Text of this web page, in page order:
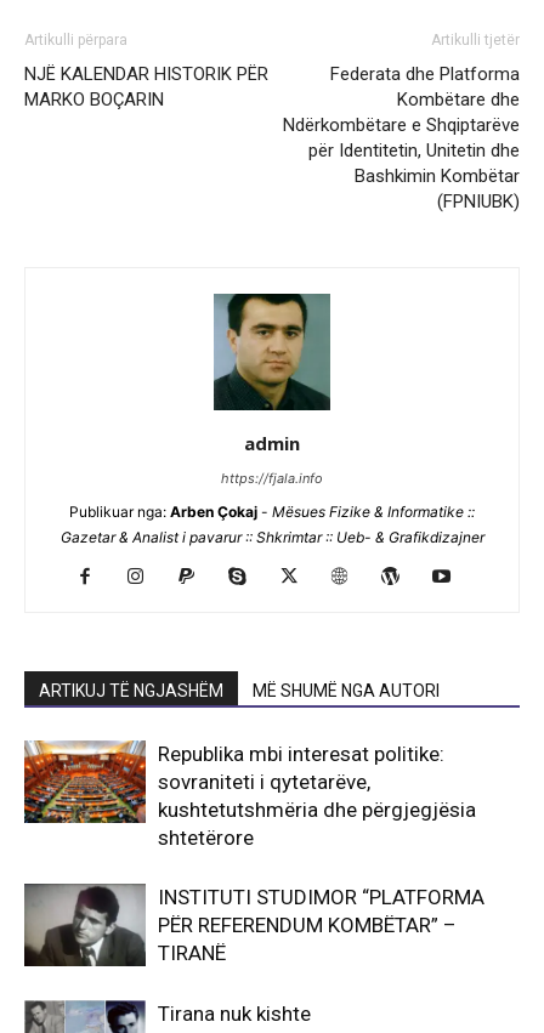
Artikulli përpara
NJË KALENDAR HISTORIK PËR
MARKO BOÇARIN
Artikulli tjetër
Federata dhe Platforma
Kombëtare dhe
Ndërkombëtare e Shqiptarëve
për Identitetin, Unitetin dhe
Bashkimin Kombëtar
(FPNIUBK)
admin
https://fjala.info
Publikuar nga: Arben Çokaj - Mësues Fizike & Informatike ::
Gazetar & Analist i pavarur :: Shkrimtar :: Ueb- & Grafikdizajner
ARTIKUJ TË NGJASHËM MË SHUMË NGA AUTORI
Republika mbi interesat politike:
sovraniteti i qytetarëve,
kushtetutshmëria dhe përgjegjësia
shtetërore
INSTITUTI STUDIMOR “PLATFORMA
PËR REFERENDUM KOMBËTAR” –
TIRANË
Tirana nuk kishte